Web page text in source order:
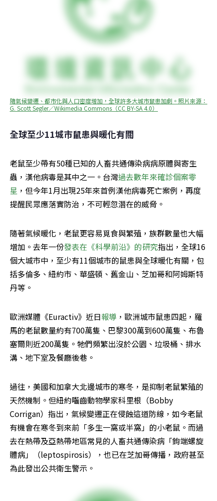
隨氣候變遷、都市化與人口密度增加，全球許多大城市鼠患加劇。照片來源：
G. Scott Segler／Wikimedia Commons（CC BY-SA 4.0）
全球至少11城市鼠患與暖化有關
老鼠至少帶有50種已知的人畜共通傳染病病原體與寄生
蟲，漢他病毒是其中之一。台灣過去數年來確診個案零
星 ，但今年1月出現25年來首例漢他病毒死亡案例，再度
提醒民眾應落實防治，不可輕忽潛在的威脅。
隨著氣候暖化，老鼠更容易覓食與繁殖，族群數量也大幅
增加。去年一份發表在《科學前沿》的研究指出，全球16
個大城市中，至少有11個城市的鼠患與全球暖化有關，包
括多倫多、紐約市、華盛頓、舊金山、芝加哥和阿姆斯特
丹等。
歐洲媒體《Euractiv》近日報導 ，歐洲城市鼠患四起，羅
馬的老鼠數量約有700萬隻、巴黎300萬到600萬隻、布魯
塞爾則近200萬隻。牠們頻繁出沒於公園、垃圾桶、排水
溝、地下室及餐廳後巷。
過往，美國和加拿大北邊城市的寒冬，是抑制老鼠繁殖的
天然機制。但紐約囓齒動物學家科里根（Bobby
Corrigan）指出，氣候變遷正在侵蝕這道防線，如今老鼠
有機會在寒冬到來前「多生一窩或半窩」的小老鼠。而過
去在熱帶及亞熱帶地區常見的人畜共通傳染病「鉤端螺旋
體病」（leptospirosis），也已在芝加哥傳播，政府甚至
為此發出公共衛生警示。